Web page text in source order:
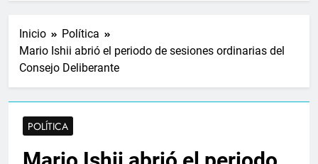
Inicio
Política
Mario Ishii abrió el periodo de sesiones ordinarias del
Consejo Deliberante
POLÍTICA